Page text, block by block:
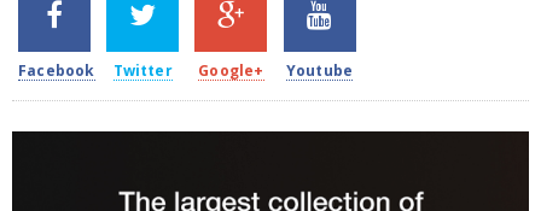
2k
SHARES
Facebook
1.5k
TWEETS
Twitter
203
SHARES
Google+
620
SHARES
Youtube